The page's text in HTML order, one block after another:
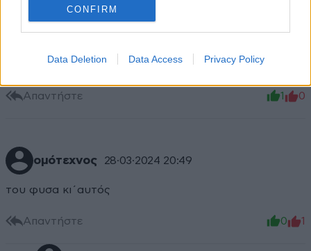
CONFIRM
Data Deletion Data Access Privacy Policy
Lionel 28·03·2024 21:21
μετανιώνεις. Ότι σου πουν οι δικηγόροι σου ,άξεστε
Απαντήστε 1 0
ομότεχνος 28·03·2024 20:49
του φυσα κι΄αυτός
Απαντήστε 0 1